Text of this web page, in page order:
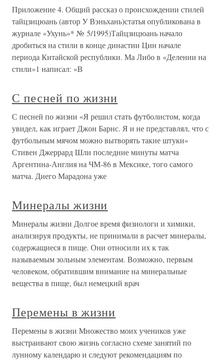
Приложение 4. Общий рассказ о происхождении стилей
тайцзицюань (автор У Вэньхань)статья опубликована в
журнале «Ухунь»* № 5/1995)Тайцзицюань начало
дробиться на стили в конце династии Цин начале
периода Китайской республики. Ма Либо в «Делении на
стили»1 написал: «В
С песней по жизни
С песней по жизни «Я решил стать футболистом, когда
увидел, как играет Джон Барнс. Я и не представлял, что с
футбольным мячом можно вытворять такие штуки»
Стивен Джеррард Шли последние минуты матча
Аргентина-Англия на ЧМ-86 в Мексике, того самого
матча. Диего Марадона уже
Минералы жизни
Минералы жизни Долгое время физиологи и химики,
анализируя продукты, не принимали в расчет минералы,
содержащиеся в пище. Они относили их к так
называемым зольным элементам. Возможно, первым
человеком, обратившим внимание на минеральные
вещества в пище, был немецкий врач
Перемены в жизни
Перемены в жизни Множество моих учеников уже
выстраивают свою жизнь согласно схеме занятий по
лунному календарю и следуют рекомендациям по